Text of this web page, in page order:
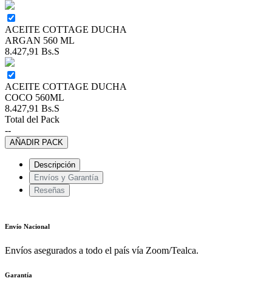
ACEITE COTTAGE DUCHA
ARGAN 560 ML
8.427,91 Bs.S
ACEITE COTTAGE DUCHA
COCO 560ML
8.427,91 Bs.S
Total del Pack
--
AÑADIR PACK
Descripción
Envíos y Garantía
Reseñas
Envío Nacional
Envíos asegurados a todo el país vía Zoom/Tealca.
Garantía